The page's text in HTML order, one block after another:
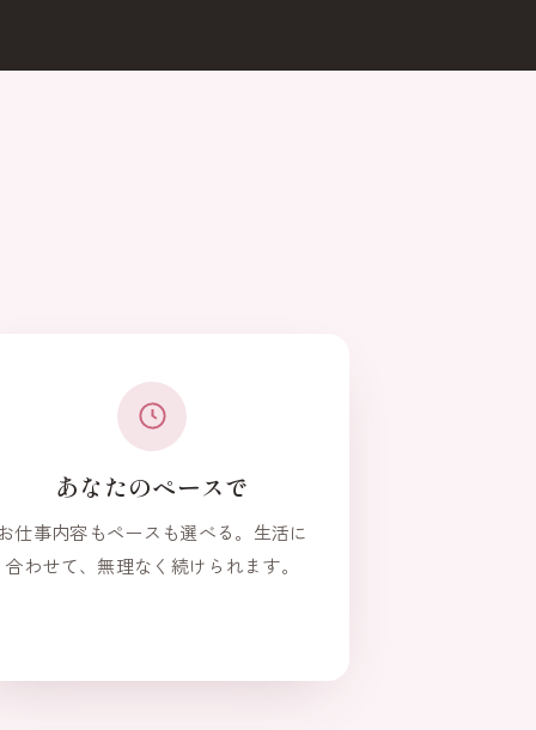
あなたのペースで
仕事内容もペースも選べる。生活に
合わせて、無理なく続けられます。